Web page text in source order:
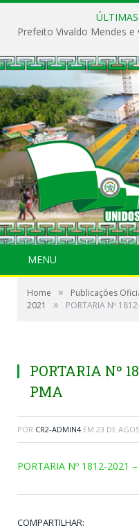
MENU
Home » Publicações
2021
» PORTARIA Nº
PORTARIA Nº
PMA
POR CR2-ADMIN4 EM 23 DE
PORTARIA Nº 1812-2021
COMPARTILHAR: